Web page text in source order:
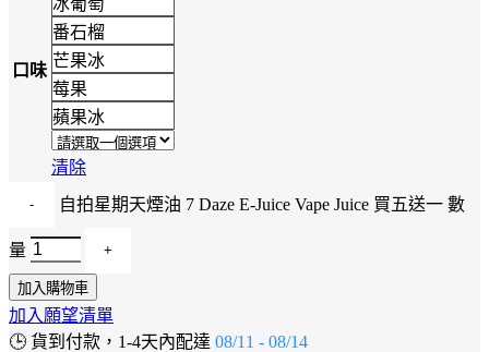
口味
番石榴
芒果冰
莓果
蘋果冰
清除
自拍星期天煙油 7 Daze E-Juice Vape Juice 買五送一 數
量
加入購物車
加入願望清單
🕒 貨到付款，1-4天內配達 08/11 - 08/14